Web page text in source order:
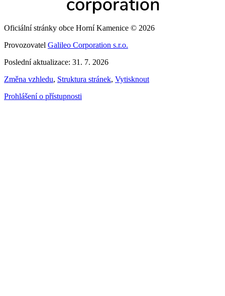
Oficiální stránky obce Horní Kamenice © 2026
Provozovatel Galileo Corporation s.r.o.
Poslední aktualizace: 31. 7. 2026
Změna vzhledu, Struktura stránek, Vytisknout
Prohlášení o přístupnosti